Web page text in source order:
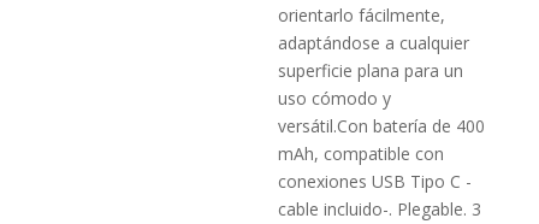
orientarlo fácilmente,
adaptándose a cualquier
superficie plana para un
uso cómodo y
versátil.Con batería de 400
mAh, compatible con
conexiones USB Tipo C -
cable incluido-. Plegable. 3